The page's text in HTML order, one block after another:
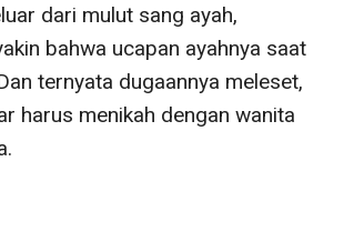
dari mulut sang ayah,
bahwa ucapan ayahnya saat
ternyata dugaannya meleset,
harus menikah dengan wanita